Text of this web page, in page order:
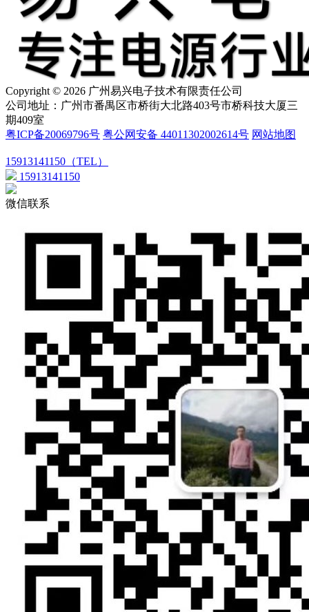
Copyright © 2026 广州易兴电子技术有限责任公司
公司地址：广州市番禺区市桥街大北路403号市桥科技大厦三
期409室
粤ICP备20069796号 粤公网安备 44011302002614号 网站地图
15913141150（TEL）
15913141150
微信联系